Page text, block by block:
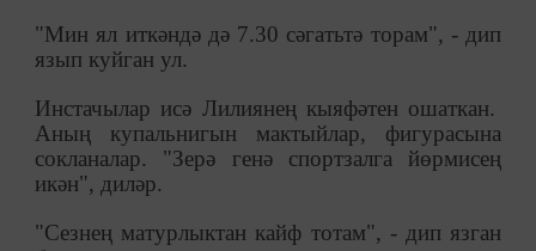
"Мин ял иткәндә дә 7.30 сәгатьтә торам", - дип
язып куйган ул.
Инстачылар исә Лилиянең кыяфәтен ошаткан.
Аның купальнигын мактыйлар, фигурасына
сокланалар. "Зерә генә спортзалга йөрмисең
икән", диләр.
"Сезнең матурлыктан кайф тотам", - дип язган